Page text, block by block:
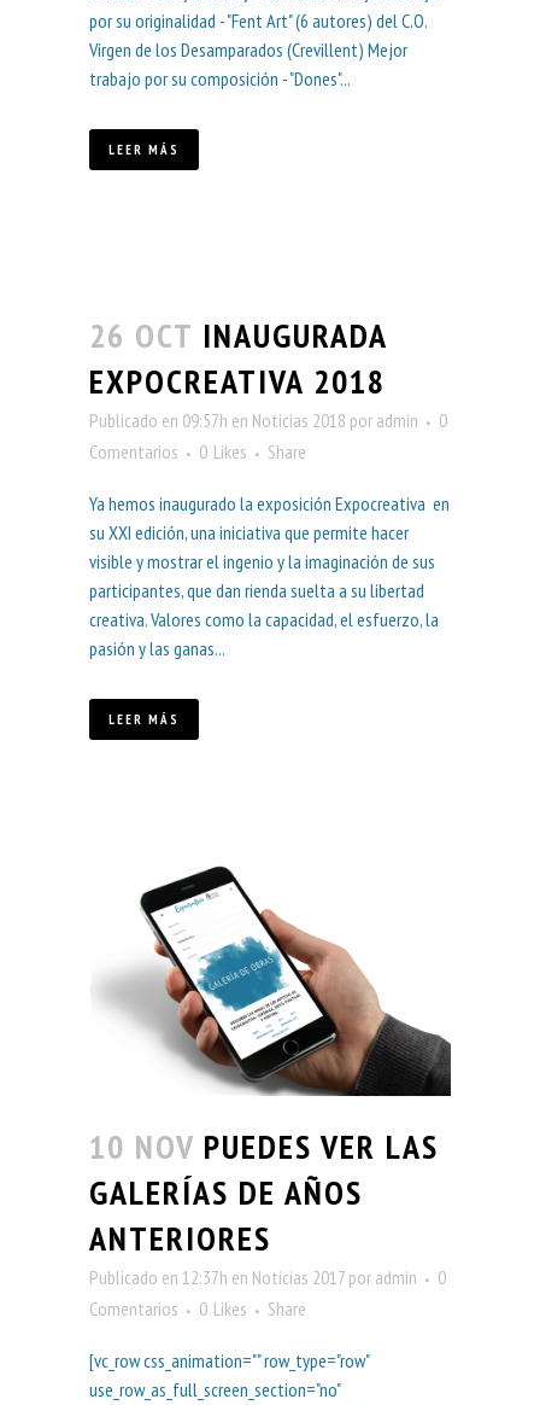
por su originalidad - "Fent Art" (6 autores) del C.O.
Virgen de los Desamparados (Crevillent) Mejor
trabajo por su composición - "Dones"...
LEER MÁS
26 OCT INAUGURADA
EXPOCREATIVA 2018
Publicado en 09:57h en Noticias 2018 por admin
0
Comentarios
0 Likes Share
Ya hemos inaugurado la exposición Expocreativa en
su XXI edición, una iniciativa que permite hacer
visible y mostrar el ingenio y la imaginación de sus
participantes, que dan rienda suelta a su libertad
creativa. Valores como la capacidad, el esfuerzo, la
pasión y las ganas...
LEER MÁS
10 NOV PUEDES VER LAS
GALERÍAS DE AÑOS
ANTERIORES
Publicado en 12:37h en Noticias 2017 por admin
0
Comentarios
0 Likes Share
[vc_row css_animation="" row_type="row"
use_row_as_full_screen_section="no"